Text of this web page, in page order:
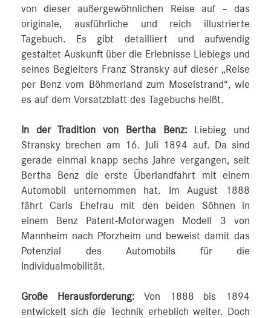
von dieser außergewöhnlichen Reise auf – das
originale, ausführliche und reich illustrierte
Tagebuch. Es gibt detailliert und aufwendig
gestaltet Auskunft über die Erlebnisse Liebiegs und
seines Begleiters Franz Stransky auf dieser „Reise
per Benz vom Böhmerland zum Moselstrand“, wie
es auf dem Vorsatzblatt des Tagebuchs heißt.
In der Tradition von Bertha Benz: Liebieg und
Stransky brechen am 16. Juli 1894 auf. Da sind
gerade einmal knapp sechs Jahre vergangen, seit
Bertha Benz die erste Überlandfahrt mit einem
Automobil unternommen hat. Im August 1888
fährt Carls Ehefrau mit den beiden Söhnen in
einem Benz Patent-Motorwagen Modell 3 von
Mannheim nach Pforzheim und beweist damit das
Potenzial des Automobils für die
Individualmobilität.
Große Herausforderung: Von 1888 bis 1894
entwickelt sich die Technik erheblich weiter. Doch